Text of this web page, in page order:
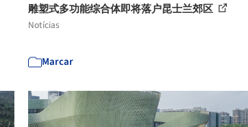
雕塑式多功能综合体即将落户昆士兰郊区
Notícias
Marcar